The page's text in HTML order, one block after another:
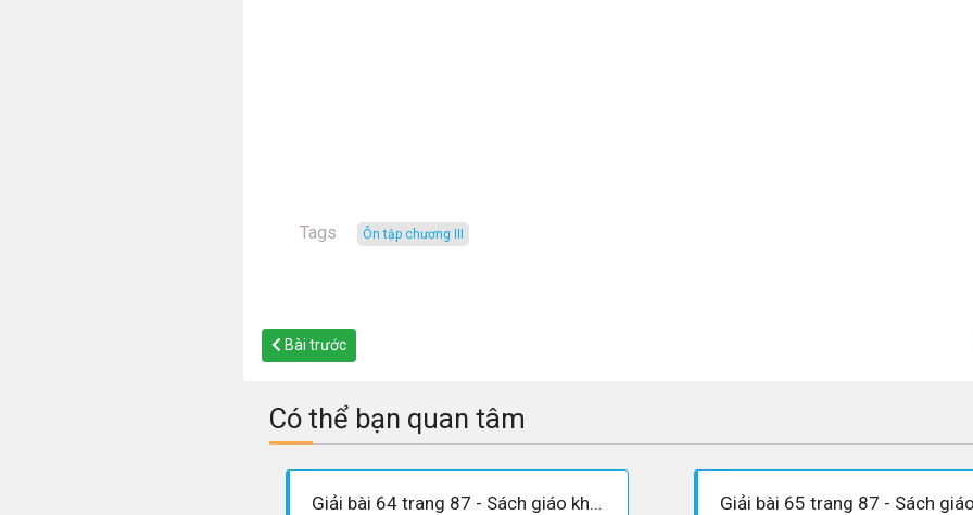
Tags ôn tập chương III
Bài trước
Có thể bạn quan tâm
Giải bài 64 trang 87 - Sách giáo khoa Toán 7 tập 2